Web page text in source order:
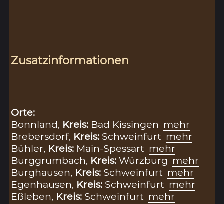
Zusatzinformationen
Orte:
Bonnland, Kreis: Bad Kissingen mehr
Brebersdorf, Kreis: Schweinfurt mehr
Bühler, Kreis: Main-Spessart mehr
Burggrumbach, Kreis:Würzburg mehr
Burghausen, Kreis: Schweinfurt mehr
Egenhausen, Kreis: Schweinfurt mehr
Eßleben, Kreis: Schweinfurt mehr